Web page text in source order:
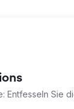
Media-Inhalte,
integrierte sich
sein erstes
Entfesseln Sie